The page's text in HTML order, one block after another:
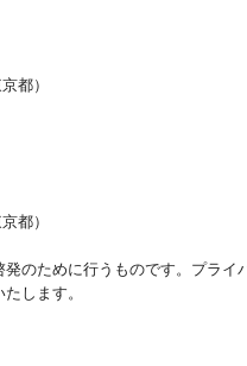
都）
都）
のために行うものです。プラ
します。